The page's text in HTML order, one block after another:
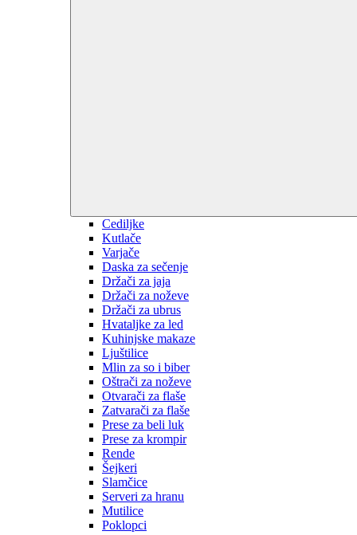
Cediljke
Kutlače
Varjače
Daska za sečenje
Držači za jaja
Držači za noževe
Držači za ubrus
Hvataljke za led
Kuhinjske makaze
Ljuštilice
Mlin za so i biber
Oštrači za noževe
Otvarači za flaše
Zatvarači za flaše
Prese za beli luk
Prese za krompir
Rende
Šejkeri
Slamčice
Serveri za hranu
Mutilice
Poklopci